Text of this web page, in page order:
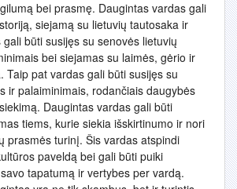
bei prasmę. Daugintas vardas gali
siejamą su lietuvių tautosaka ir
būti susijęs su senovės lietuvių
bei siejamas su laimės, gėrio ir
Taip pat vardas gali būti susijęs su
ir palaiminimais, rodančiais daugybės
Daugintas vardas gali būti
tiems, kurie siekia išskirtinumo ir nori
prasmės turinį. Šis vardas atspindi
paveldą bei gali būti puiki
tapatumą ir vertybes per vardą.